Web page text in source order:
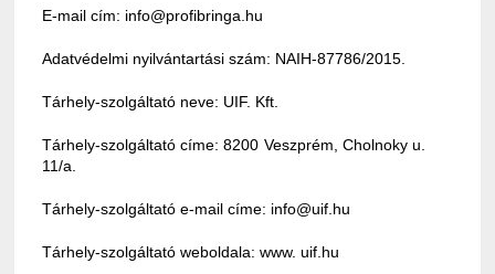
E-mail cím: info@profibringa.hu
Adatvédelmi nyilvántartási szám: NAIH-87786/2015.
Tárhely-szolgáltató neve: UIF. Kft.
Tárhely-szolgáltató címe: 8200 Veszprém, Cholnoky u.
11/a.
Tárhely-szolgáltató e-mail címe: info@uif.hu
Tárhely-szolgáltató weboldala: www. uif.hu